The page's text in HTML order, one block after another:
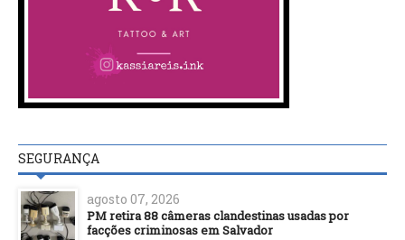
SEGURANÇA
agosto 07, 2026
PM retira 88 câmeras clandestinas usadas por
facções criminosas em Salvador